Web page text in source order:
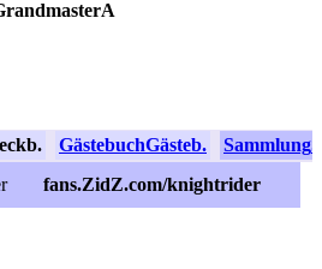
GästebuchGästeb. Sammlung
fans.ZidZ.com/knightrider